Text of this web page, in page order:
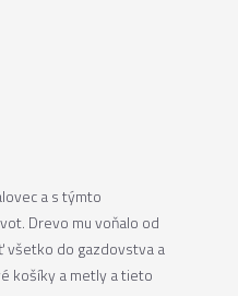
a s týmto
Drevo mu voňalo od
všetko do gazdovstva a
košíky a metly a tieto